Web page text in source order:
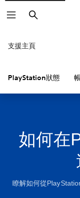
搜
尋
支援主頁
PlayStation狀態
如何在
瞭解如何從